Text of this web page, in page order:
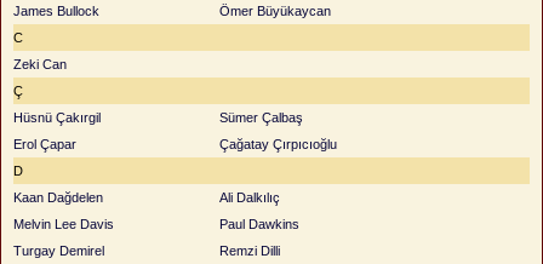
James Bullock
Ömer Büyükaycan
C
Zeki Can
Ç
Hüsnü Çakırgil
Sümer Çalbaş
Erol Çapar
Çağatay Çırpıcıoğlu
D
Kaan Dağdelen
Ali Dalkılıç
Melvin Lee Davis
Paul Dawkins
Turgay Demirel
Remzi Dilli